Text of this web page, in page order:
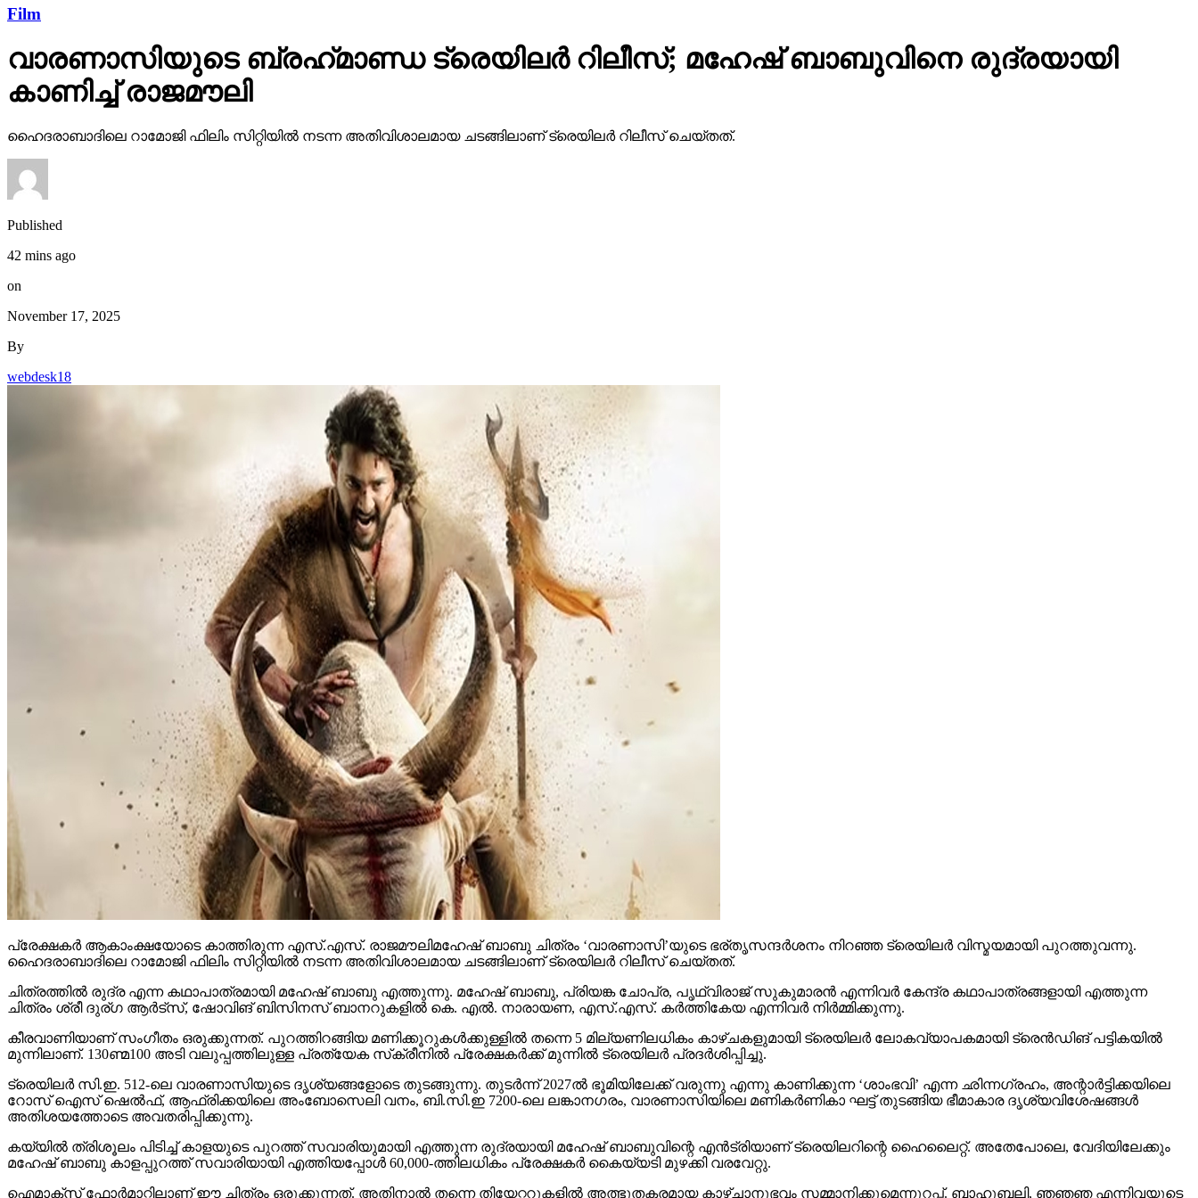
Film
വാരണാസിയുടെ ബ്രഹ്‌മാണ്ഡ ട്രെയിലര്‍ റിലീസ്; മഹേഷ് ബാബുവിനെ രുദ്രയായി
കാണിച്ച് രാജമൗലി
ഹൈദരാബാദിലെ റാമോജി ഫിലിം സിറ്റിയില്‍ നടന്ന അതിവിശാലമായ ചടങ്ങിലാണ് ട്രെയിലര്‍ റിലീസ് ചെയ്തത്.
Published
42 mins ago
on
November 17, 2025
By
webdesk18
പ്രേക്ഷകര്‍ ആകാംക്ഷയോടെ കാത്തിരുന്ന എസ്.എസ്. രാജമൗലിമഹേഷ് ബാബു ചിത്രം ‘വാരണാസി’യുടെ ഭര്തൃസന്ദര്‍ശനം നിറഞ്ഞ ട്രെയിലര്‍ വിസ്മയമായി പുറത്തുവന്നു.
ഹൈദരാബാദിലെ റാമോജി ഫിലിം സിറ്റിയില്‍ നടന്ന അതിവിശാലമായ ചടങ്ങിലാണ് ട്രെയിലര്‍ റിലീസ് ചെയ്തത്.
ചിത്രത്തില്‍ രുദ്ര എന്ന കഥാപാത്രമായി മഹേഷ് ബാബു എത്തുന്നു. മഹേഷ് ബാബു, പ്രിയങ്ക ചോപ്ര, പൃഥ്വിരാജ് സുകുമാരന്‍ എന്നിവര്‍ കേന്ദ്ര കഥാപാത്രങ്ങളായി എത്തുന്ന
ചിത്രം ശ്രീ ദുര്ഗ ആര്‍ട്‌സ്, ഷോവിങ് ബിസിനസ് ബാനറുകളില്‍ കെ. എല്‍. നാരായണ, എസ്.എസ്. കര്‍ത്തികേയ എന്നിവര്‍ നിര്‍മ്മിക്കുന്നു.
കീരവാണിയാണ് സംഗീതം ഒരുക്കുന്നത്. പുറത്തിറങ്ങിയ മണിക്കൂറുകള്‍ക്കുള്ളില്‍ തന്നെ 5 മില്യണിലധികം കാഴ്ചകളുമായി ട്രെയിലര്‍ ലോകവ്യാപകമായി ട്രെന്‍ഡിങ് പട്ടികയില്‍
മുന്നിലാണ്. 130ണ്മ100 അടി വലുപ്പത്തിലുള്ള പ്രത്യേക സ്‌ക്രീനില്‍ പ്രേക്ഷകര്‍ക്ക് മുന്നില്‍ ട്രെയിലര്‍ പ്രദര്‍ശിപ്പിച്ചു.
ട്രെയിലര്‍ സി.ഇ. 512-ലെ വാരണാസിയുടെ ദൃശ്യങ്ങളോടെ തുടങ്ങുന്നു. തുടര്‍ന്ന് 2027ല്‍ ഭൂമിയിലേക്ക് വരുന്നു എന്നു കാണിക്കുന്ന ‘ശാംഭവി’ എന്ന ഛിന്നഗ്രഹം, അന്റാര്‍ട്ടിക്കയിലെ
റോസ് ഐസ് ഷെല്‍ഫ്, ആഫ്രിക്കയിലെ അംബോസെലി വനം, ബി.സി.ഇ 7200-ലെ ലങ്കാനഗരം, വാരണാസിയിലെ മണികര്‍ണികാ ഘട്ട് തുടങ്ങിയ ഭീമാകാര ദൃശ്യവിശേഷങ്ങള്‍
അതിശയത്തോടെ അവതരിപ്പിക്കുന്നു.
കയ്യില്‍ ത്രിശൂലം പിടിച്ച് കാളയുടെ പുറത്ത് സവാരിയുമായി എത്തുന്ന രുദ്രയായി മഹേഷ് ബാബുവിന്റെ എന്‍ട്രിയാണ് ട്രെയിലറിന്റെ ഹൈലൈറ്റ്. അതേപോലെ, വേദിയിലേക്കും
മഹേഷ് ബാബു കാളപ്പുറത്ത് സവാരിയായി എത്തിയപ്പോള്‍ 60,000-ത്തിലധികം പ്രേക്ഷകര്‍ കൈയ്യടി മുഴക്കി വരവേറ്റു.
ഐമാക്‌സ് ഫോര്‍മാറ്റിലാണ് ഈ ചിത്രം ഒരുക്കുന്നത്. അതിനാല്‍ തന്നെ തിയേറ്ററുകളില്‍ അത്ഭുതകരമായ കാഴ്ചാനുഭവം സമ്മാനിക്കുമെന്നുറപ്പ്. ബാഹുബലി, ഞഞഞ എന്നിവയുടെ